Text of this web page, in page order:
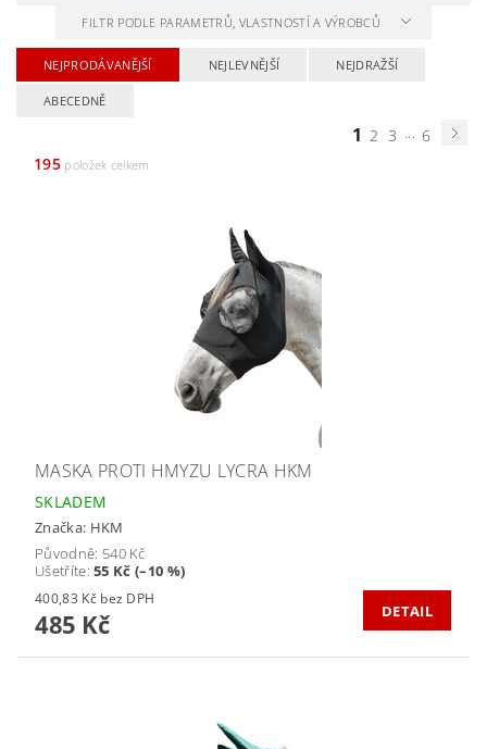
FILTR PODLE PARAMETRŮ, VLASTNOSTÍ A VÝROBCŮ
NEJPRODÁVANĚJŠÍ NEJLEVNĚJŠÍ NEJDRAŽŠÍ
ABECEDNĚ
1 2 3
6
195položek celkem
MASKA PROTI HMYZU LYCRA HKM
SKLADEM
Značka: HKM
Původně: 540 Kč
Ušetříte:55 Kč (–10 %)
400,83 Kč bez DPH
485 Kč DETAIL